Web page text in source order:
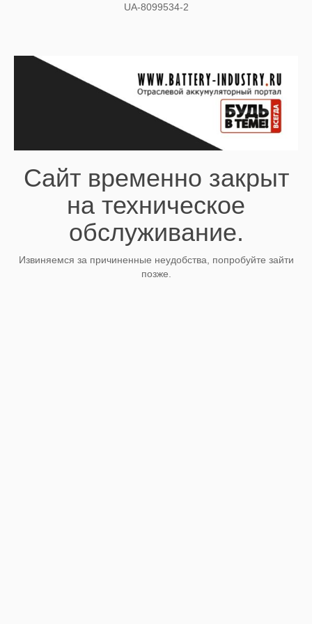
UA-8099534-2
Сайт временно закрыт
на техническое
обслуживание.
Извиняемся за причиненные неудобства, попробуйте зайти
позже.